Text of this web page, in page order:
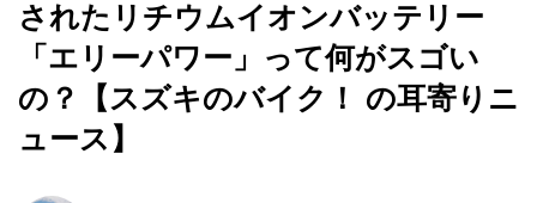
されたリチウムイオンバッテリー
「エリーパワー」って何がスゴい
の？【スズキのバイク！ の耳寄りニ
ュース】